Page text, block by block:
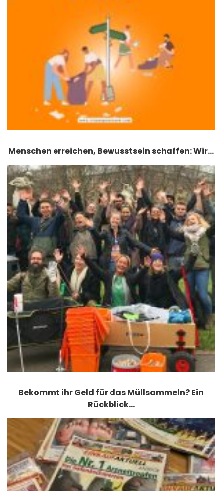
Menschen erreichen, Bewusstsein schaffen: Wir…
Bekommt ihr Geld für das Müllsammeln? Ein
Rückblick…